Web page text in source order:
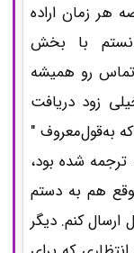
هر زمان اراده
با بخش
تماس رو همیشه
زود دریافت
به‌قول‌معروف "
شده بود،
هم به دستم
ارسال کنم. دیگر